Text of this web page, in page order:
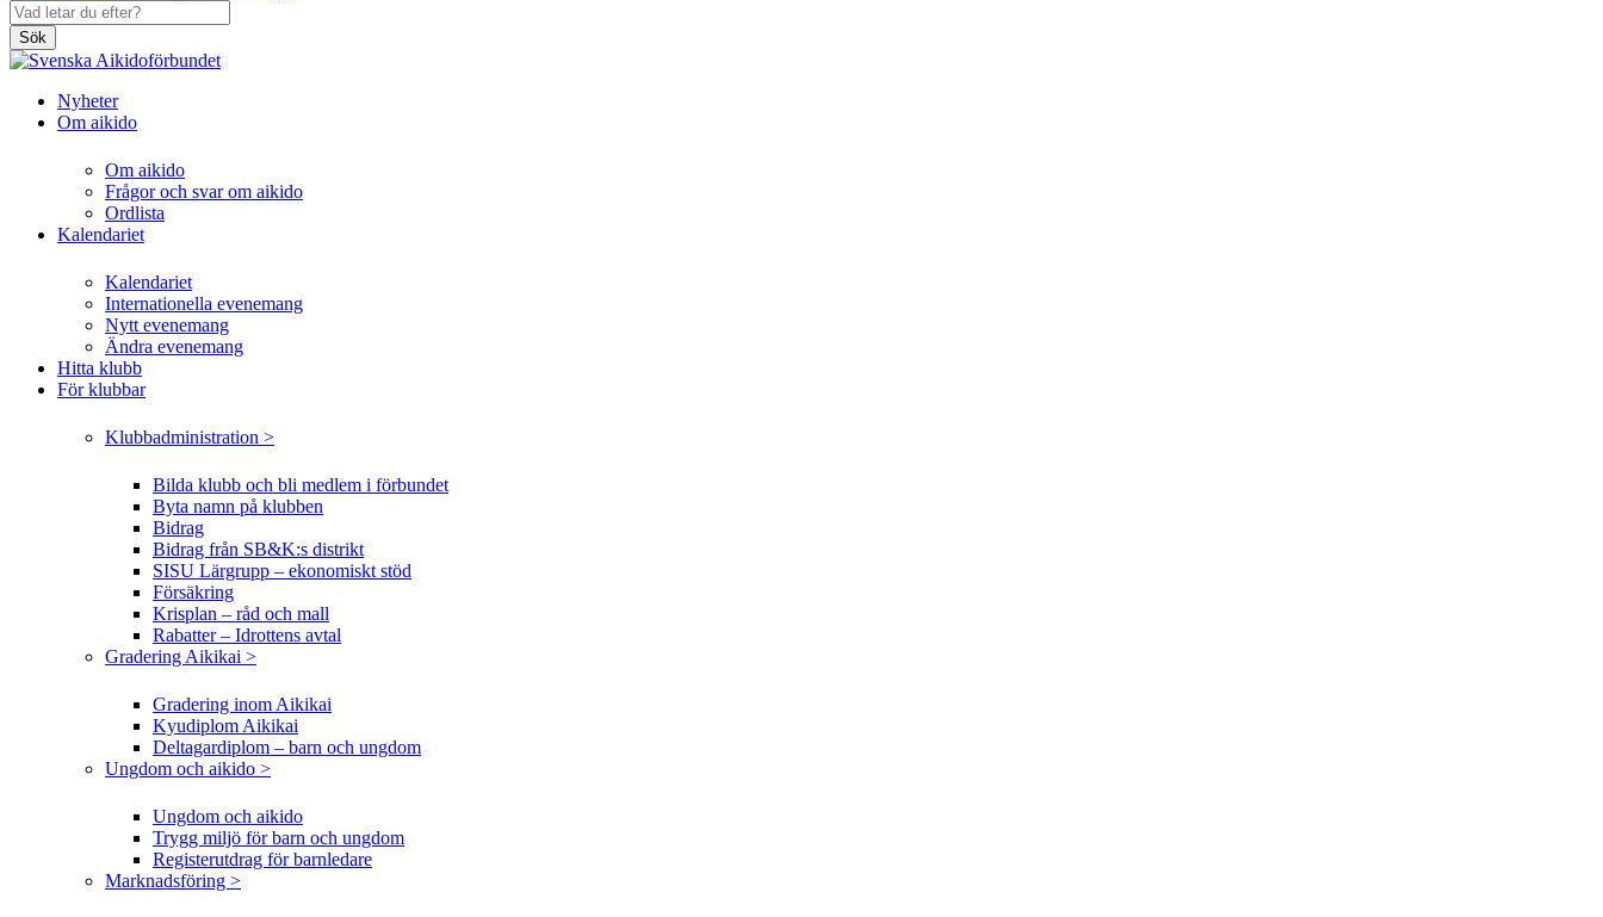
Sök
Nyheter
Om aikido
Om aikido
Frågor och svar om aikido
Ordlista
Kalendariet
Kalendariet
Internationella evenemang
Nytt evenemang
Ändra evenemang
Hitta klubb
För klubbar
Klubbadministration >
Bilda klubb och bli medlem i förbundet
Byta namn på klubben
Bidrag
Bidrag från SB&K:s distrikt
SISU Lärgrupp – ekonomiskt stöd
Försäkring
Krisplan – råd och mall
Rabatter – Idrottens avtal
Gradering Aikikai >
Gradering inom Aikikai
Kyudiplom Aikikai
Deltagardiplom – barn och ungdom
Ungdom och aikido >
Ungdom och aikido
Trygg miljö för barn och ungdom
Registerutdrag för barnledare
Marknadsföring >